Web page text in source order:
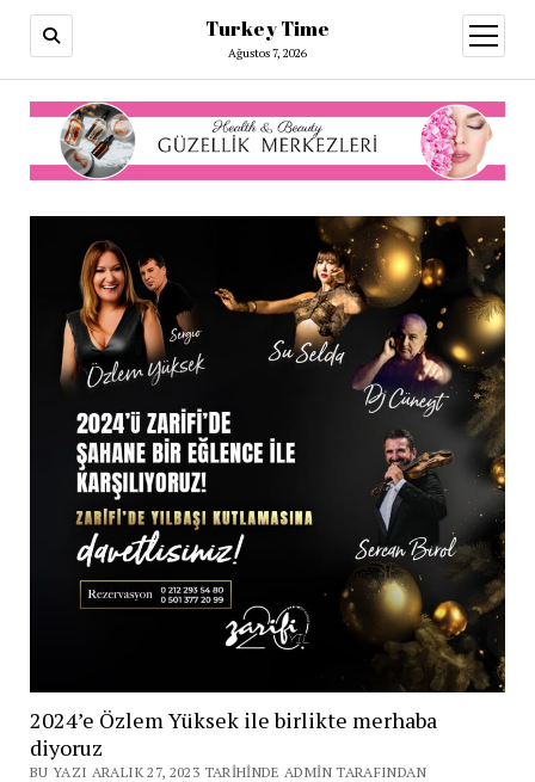
Turkey Time
Ağustos 7, 2026
aç
2024’e Özlem Yüksek ile birlikte merhaba
diyoruz
BU YAZI ARALIK 27, 2023 TARIHINDE ADMIN TARAFINDAN